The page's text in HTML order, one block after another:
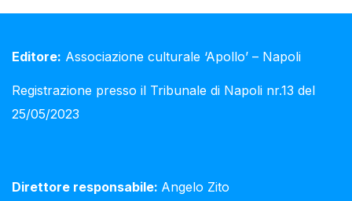
Editore: Associazione culturale ‘Apollo’ – Napoli
Registrazione presso il Tribunale di Napoli nr.13 del
25/05/2023
Direttore responsabile: Angelo Zito